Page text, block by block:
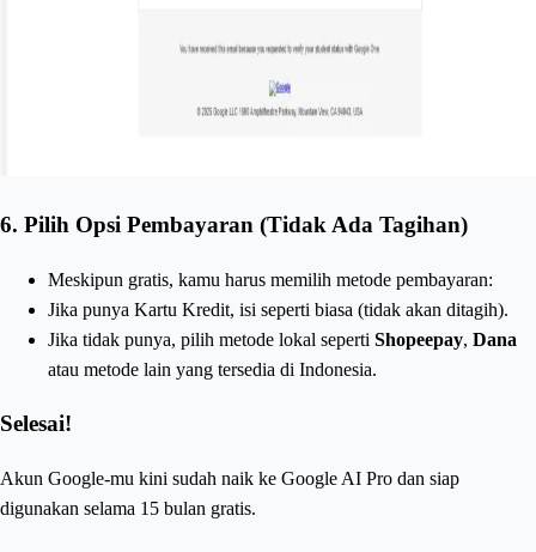
6. Pilih Opsi Pembayaran (Tidak Ada Tagihan)
Meskipun gratis, kamu harus memilih metode pembayaran:
Jika punya Kartu Kredit, isi seperti biasa (tidak akan ditagih).
Jika tidak punya, pilih metode lokal seperti Shopeepay, Dana
atau metode lain yang tersedia di Indonesia.
Selesai!
Akun Google-mu kini sudah naik ke Google AI Pro dan siap
digunakan selama 15 bulan gratis.